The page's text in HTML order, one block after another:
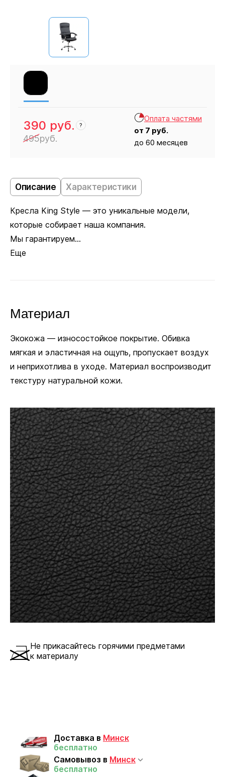
390 руб. ?
495руб.
Оплата частями
от 7 руб.
до 60 месяцев
Описание Характеристики
Кресла King Style — это уникальные модели,
которые собирает наша компания.
Мы гарантируем...
Еще
Материал
Экокожа — износостойкое покрытие. Обивка
мягкая и эластичная на ощупь, пропускает воздух
и неприхотлива в уходе. Материал воспроизводит
текстуру натуральной кожи.
Не прикасайтесь горячими предметами
к материалу
Доставка в Минск
бесплатно
Самовывоз в Минск
бесплатно